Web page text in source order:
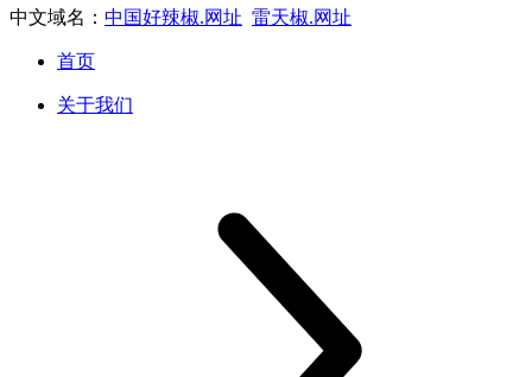
中文域名： 中国好辣椒.网址 雷天椒.网址
首页
关于我们